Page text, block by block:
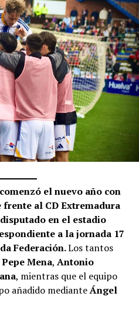
el nuevo año con
al CD Extremadura
en el estadio
a la jornada 17
Federación.Los tantos
Pepe Mena, Antonio
, mientras que el equipo
añadido medianteÁngel